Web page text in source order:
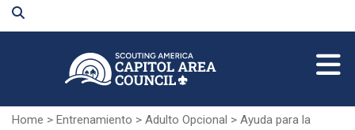
Home > Entrenamiento > Adulto Opcional > Ayuda para la